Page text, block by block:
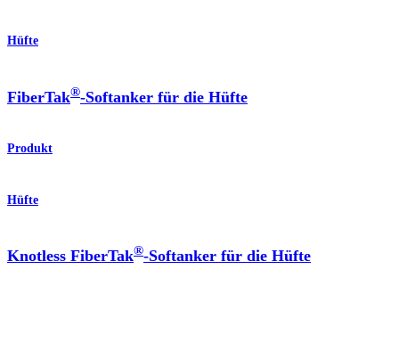
Hüfte
FiberTak®-Softanker für die Hüfte
Produkt
Hüfte
Knotless FiberTak®-Softanker für die Hüfte